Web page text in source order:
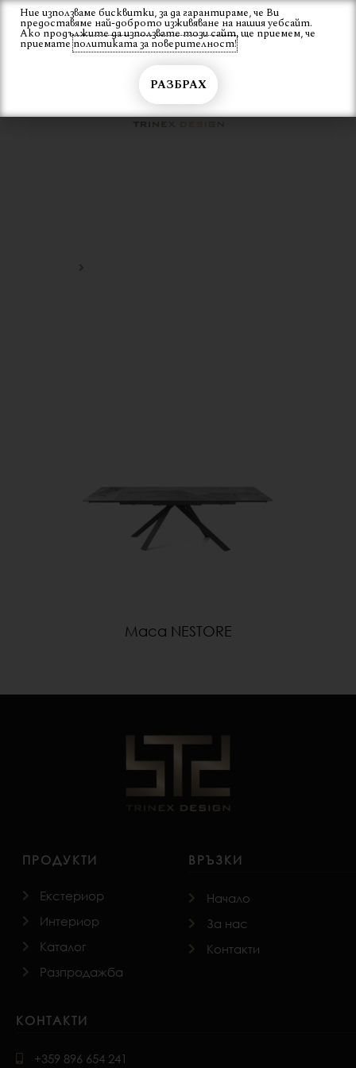
Skip
content
Вход
Маса NESTORE
ПРОДУКТИ
Екстериор
Интериор
Каталог
Разпродажба
ВРЪЗКИ
Начало
За нас
Контакти
КОНТАКТИ
+359 896 654 241
Ние използваме бисквитки, за да гарантираме, че Ви
предоставяме най-доброто изживяване на нашия уебсайт.
Ако продължите да използвате този сайт, ще приемем, че
приематеполитиката за поверителност!
РАЗБРАХ